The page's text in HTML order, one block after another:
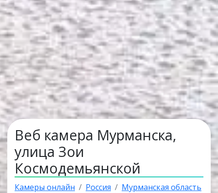
Веб камера Мурманска,
улица Зои
Космодемьянской
Камеры онлайн Россия
Мурманская область